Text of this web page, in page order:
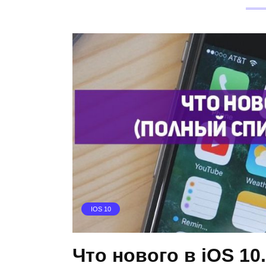
IOS 10
Что нового в iOS